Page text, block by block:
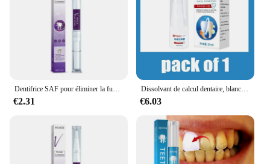
Dentifrice SAF pour éliminer la fumée rapidement, élimine la plaque dentaire, livres d'hygiène buccale, haleine fraîche, blanchiment des dents, outils de soins bucco-dentaires
€2.31
Dissolvant de calcul dentaire, blanchiment des dents, vaporisateur, livres de dentifrice, hygiène buccale, élimination de l'halitose, plaque SAF, soins pour une haleine fraîche
€6.03